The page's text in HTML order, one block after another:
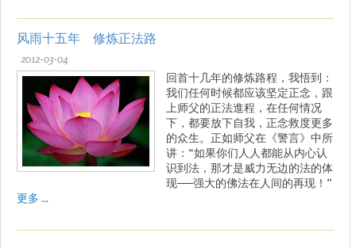
风雨十五年 修炼正法路
2012-03-04
回首十几年的修炼路程，我悟到：
我们任何时候都应该坚定正念，跟
上师父的正法進程，在任何情况
下，都要放下自我，正念救度更多
的众生。正如师父在《警言》中所
讲：“如果你们人人都能从内心认
识到法，那才是威力无边的法的体
现──强大的佛法在人间的再现！”
更多 ...